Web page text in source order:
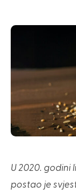
U 2020. godini
postao je